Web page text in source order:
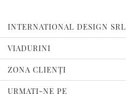
INTERNATIONAL DESIGN SRL
VIADURINI
ZONA CLIENȚI
URMAȚI-NE PE